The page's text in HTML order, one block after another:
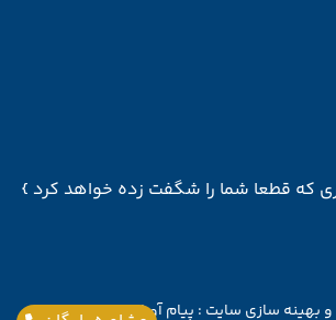
که قطعا شما را شگفت زده خواهد کرد }
و بهینه سازی سایت : پیام آوران پارسیان